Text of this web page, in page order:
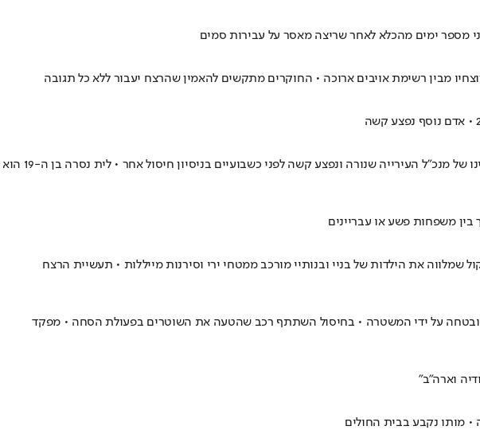
מבין רשימת אויבים ארוכה • החוקרים מתקשים להאמין שהרצח יעבור ללא כל תגובה
חוליית מתנקשים פרצה לבית בעיר וירתה בשלושה צעירים, אחד מהם מאושפז במצב קשה • מוחמד חטיב בן ה-22 הוא אחיינו של מנכ"ל העירייה שנורה ונפצע קשה לפני כשבועיים בניסיון חיסול אחר • לית נסרה בן ה-19 הוא
משפחות פשע או עבריינים
• פס הקול שמלווה את הילדות של בניי ובנותיי מורכב ממטחי ירי וסירנות מייללות • תעשיית הרצח
אובטחה על ידי המשטרה • בחיסול השתתף רכב שהטעה את השוטרים בפעולת הסחה • מפקד
וארה"ב"
• מותו נקבע בבית החולים